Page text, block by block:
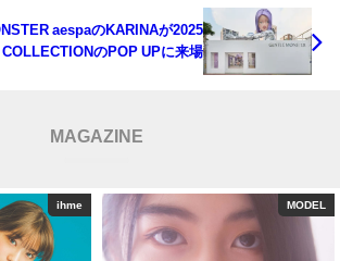
aespaのKARINAが2025
COLLECTIONのPOP UPに来場
MAGAZINE
MODEL ihme